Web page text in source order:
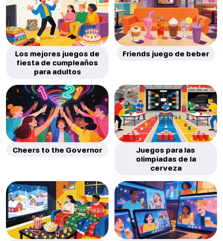
Los mejores juegos de
fiesta de cumpleaños
para adultos
Friends juego de beber
Cheers to the Governor
Juegos para las
olimpiadas de la
cerveza